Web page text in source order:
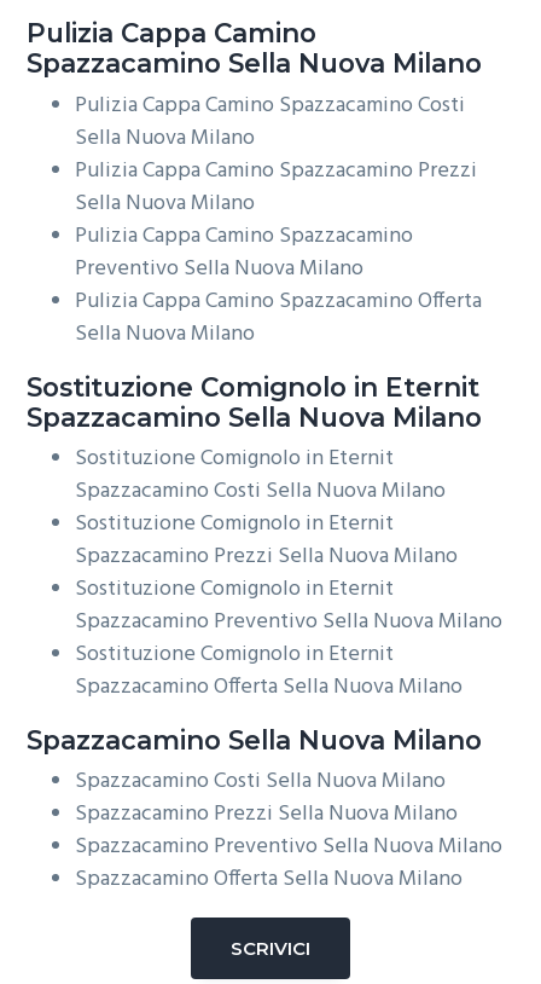
Pulizia Cappa Camino
Spazzacamino Sella Nuova Milano
Pulizia Cappa Camino Spazzacamino Costi
Sella Nuova Milano
Pulizia Cappa Camino Spazzacamino Prezzi
Sella Nuova Milano
Pulizia Cappa Camino Spazzacamino
Preventivo Sella Nuova Milano
Pulizia Cappa Camino Spazzacamino Offerta
Sella Nuova Milano
Sostituzione Comignolo in Eternit
Spazzacamino Sella Nuova Milano
Sostituzione Comignolo in Eternit
Spazzacamino Costi Sella Nuova Milano
Sostituzione Comignolo in Eternit
Spazzacamino Prezzi Sella Nuova Milano
Sostituzione Comignolo in Eternit
Spazzacamino Preventivo Sella Nuova Milano
Sostituzione Comignolo in Eternit
Spazzacamino Offerta Sella Nuova Milano
Spazzacamino Sella Nuova Milano
Spazzacamino Costi Sella Nuova Milano
Spazzacamino Prezzi Sella Nuova Milano
Spazzacamino Preventivo Sella Nuova Milano
Spazzacamino Offerta Sella Nuova Milano
SCRIVICI